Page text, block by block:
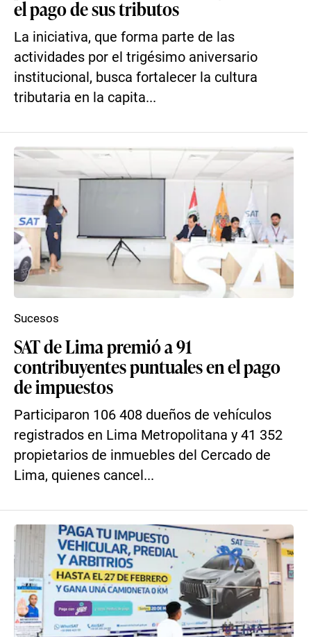
el pago de sus tributos
La iniciativa, que forma parte de las
actividades por el trigésimo aniversario
institucional, busca fortalecer la cultura
tributaria en la capita...
SAT de Lima premió a 91
contribuyentes puntuales en el pago
de impuestos
Participaron 106 408 dueños de vehículos
registrados en Lima Metropolitana y 41 352
propietarios de inmuebles del Cercado de
Lima, quienes cancel...
Sucesos